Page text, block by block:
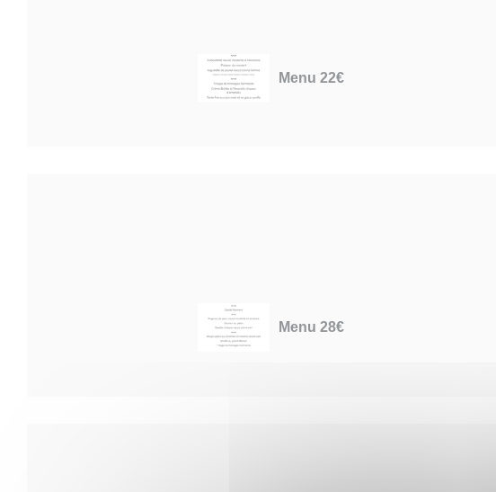
Menu 22€
Menu 28€